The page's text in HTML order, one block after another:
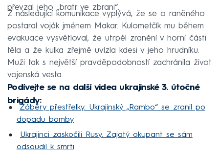
převzal jeho „bratr ve zbrani“.
Z následující komunikace vyplývá, že se o raněného
postaral voják jménem Makar. Kulometčík mu během
evakuace vysvětloval, že utrpěl zranění v horní části
těla a že kulka zřejmě uvízla kdesi v jeho hrudníku.
Muži tak s největší pravděpodobností zachránila život
vojenská vesta.
Podívejte se na další videa ukrajinské 3. útočné
brigády:
Záběry přestřelky. Ukrajinský „Rambo“ se zranil po
dopadu bomby
Ukrajinci zaskočili Rusy. Zajatý okupant se sám
odsoudil k smrti